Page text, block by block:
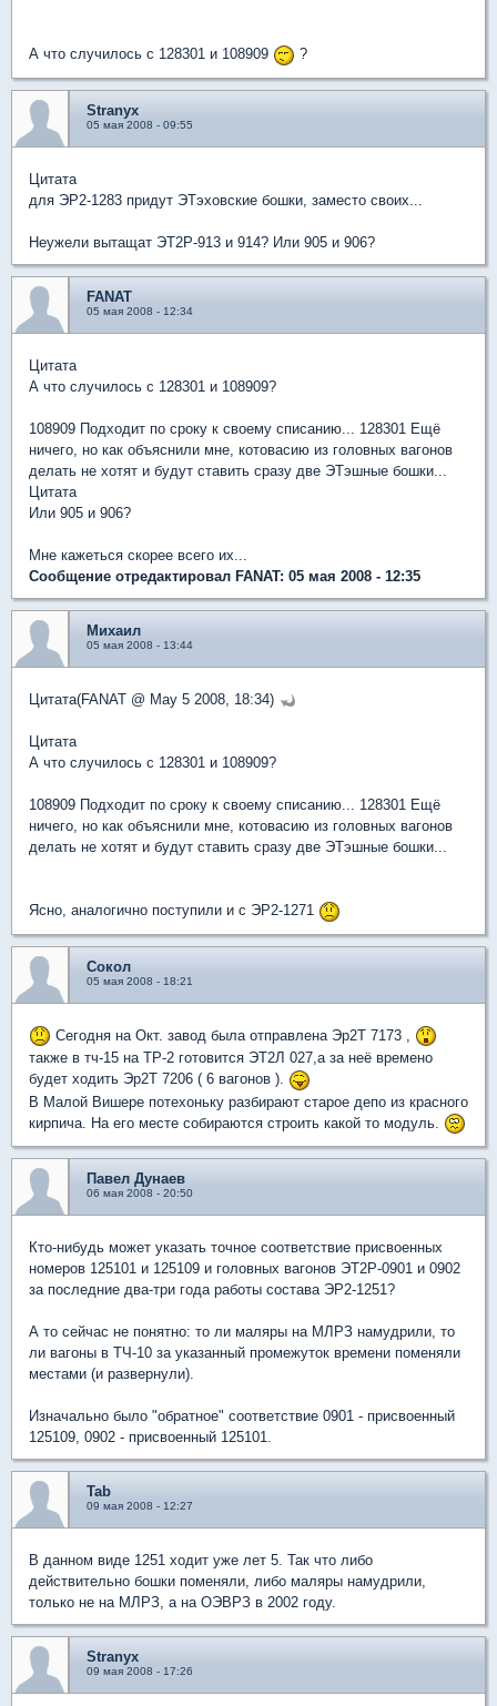
А что случилось с 128301 и 108909 ?
Stranyx
05 мая 2008 - 09:55
Цитата
для ЭР2-1283 придут ЭТэховские бошки, заместо своих...
Неужели вытащат ЭТ2Р-913 и 914? Или 905 и 906?
FANAT
05 мая 2008 - 12:34
Цитата
А что случилось с 128301 и 108909?
108909 Подходит по сроку к своему списанию... 128301 Ещё
ничего, но как объяснили мне, котовасию из головных вагонов
делать не хотят и будут ставить сразу две ЭТэшные бошки...
Цитата
Или 905 и 906?
Мне кажеться скорее всего их...
Сообщение отредактировал FANAT: 05 мая 2008 - 12:35
Михаил
05 мая 2008 - 13:44
Цитата(FANAT @ May 5 2008, 18:34)
Цитата
А что случилось с 128301 и 108909?
108909 Подходит по сроку к своему списанию... 128301 Ещё
ничего, но как объяснили мне, котовасию из головных вагонов
делать не хотят и будут ставить сразу две ЭТэшные бошки...
Ясно, аналогично поступили и с ЭР2-1271
Сокол
05 мая 2008 - 18:21
Сегодня на Окт. завод была отправлена Эр2Т 7173 ,
также в тч-15 на ТР-2 готовится ЭТ2Л 027,а за неё времено
будет ходить Эр2Т 7206 ( 6 вагонов ).
В Малой Вишере потехоньку разбирают старое депо из красного
кирпича. На его месте собираются строить какой то модуль.
Павел Дунаев
06 мая 2008 - 20:50
Кто-нибудь может указать точное соответствие присвоенных
номеров 125101 и 125109 и головных вагонов ЭТ2Р-0901 и 0902
за последние два-три года работы состава ЭР2-1251?
А то сейчас не понятно: то ли маляры на МЛРЗ намудрили, то
ли вагоны в ТЧ-10 за указанный промежуток времени поменяли
местами (и развернули).
Изначально было "обратное" соответствие 0901 - присвоенный
125109, 0902 - присвоенный 125101.
Tab
09 мая 2008 - 12:27
В данном виде 1251 ходит уже лет 5. Так что либо
действительно бошки поменяли, либо маляры намудрили,
только не на МЛРЗ, а на ОЭВРЗ в 2002 году.
Stranyx
09 мая 2008 - 17:26